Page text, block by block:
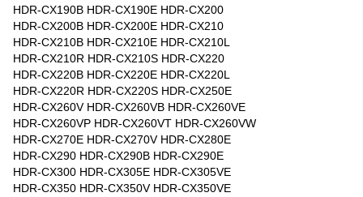
HDR-CX190B HDR-CX190E HDR-CX200
HDR-CX200B HDR-CX200E HDR-CX210
HDR-CX210B HDR-CX210E HDR-CX210L
HDR-CX210R HDR-CX210S HDR-CX220
HDR-CX220B HDR-CX220E HDR-CX220L
HDR-CX220R HDR-CX220S HDR-CX250E
HDR-CX260V HDR-CX260VB HDR-CX260VE
HDR-CX260VP HDR-CX260VT HDR-CX260VW
HDR-CX270E HDR-CX270V HDR-CX280E
HDR-CX290 HDR-CX290B HDR-CX290E
HDR-CX300 HDR-CX305E HDR-CX305VE
HDR-CX350 HDR-CX350V HDR-CX350VE